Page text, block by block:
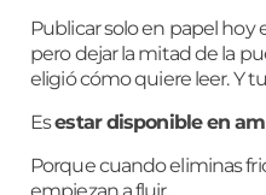
Publicar solo en papel hoy
pero dejar la mitad de la
eligió cómo quiere leer. Y
Esestar disponible en
Porque cuando eliminas